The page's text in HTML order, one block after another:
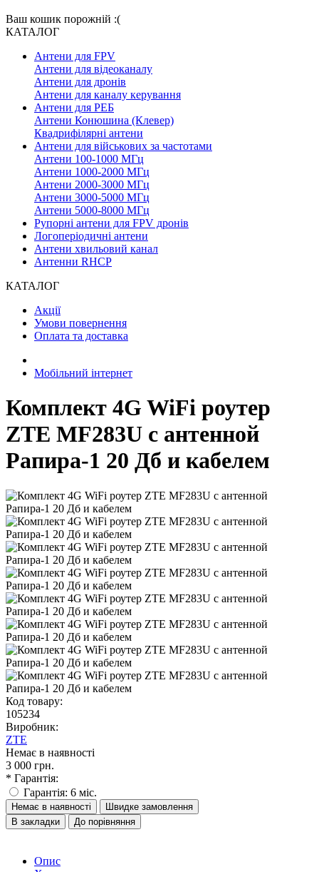
Ваш кошик порожній :(
КАТАЛОГ
Антени для FPV
Антени для відеоканалу
Антени для дронів
Антени для каналу керування
Антени для РЕБ
Антени Конюшина (Клевер)
Квадрифілярні антени
Антени для військових за частотами
Антени 100-1000 МГц
Антени 1000-2000 МГц
Антени 2000-3000 МГц
Антени 3000-5000 МГц
Антени 5000-8000 МГц
Рупорні антени для FPV дронів
Логоперіодичні антени
Антени хвильовий канал
Антенни RHCP
КАТАЛОГ
Акції
Умови повернення
Оплата та доставка
Мобільний інтернет
Комплект 4G WiFi роутер
ZTE MF283U с антенной
Рапира-1 20 Дб и кабелем
Код товару:
105234
Виробник:
ZTE
Немає в наявності
3 000 грн.
* Гарантія:
Гарантія: 6 міс.
Немає в наявності
Швидке замовлення
В закладки
До порівняння
Опис